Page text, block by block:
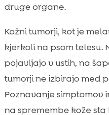
druge organe.
Kožni tumorji, kot je
kjerkoli na psom telesu.
pojavljajo v ustih, na
tumorji ne izbirajo med
Poznavanje simptomov
na spremembe kože sta